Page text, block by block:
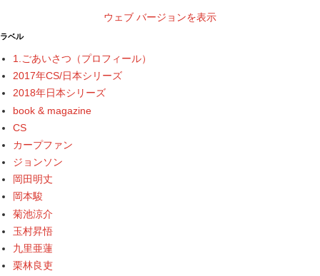
ウェブ バージョンを表示
ラベル
1.ごあいさつ（プロフィール）
2017年CS/日本シリーズ
2018年日本シリーズ
book & magazine
CS
カープファン
ジョンソン
岡田明丈
岡本駿
菊池涼介
玉村昇悟
九里亜蓮
栗林良吏